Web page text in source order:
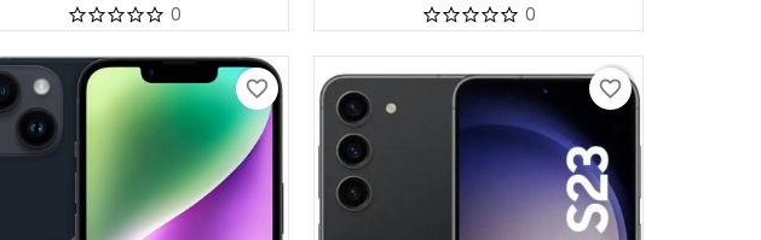
0 0
favorite_border favorite_border